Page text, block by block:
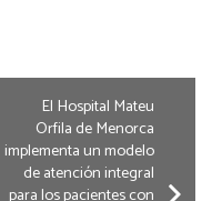
El Hospital Mateu
Orfila de Menorca
implementa un modelo
de atención integral
para los pacientes con